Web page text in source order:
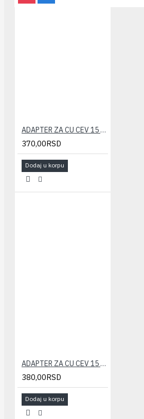
ADAPTER ZA CU CEV 15 CALEFFI
370,00RSD
Dodaj u korpu
ADAPTER ZA CU CEV 15 HERZ
380,00RSD
Dodaj u korpu